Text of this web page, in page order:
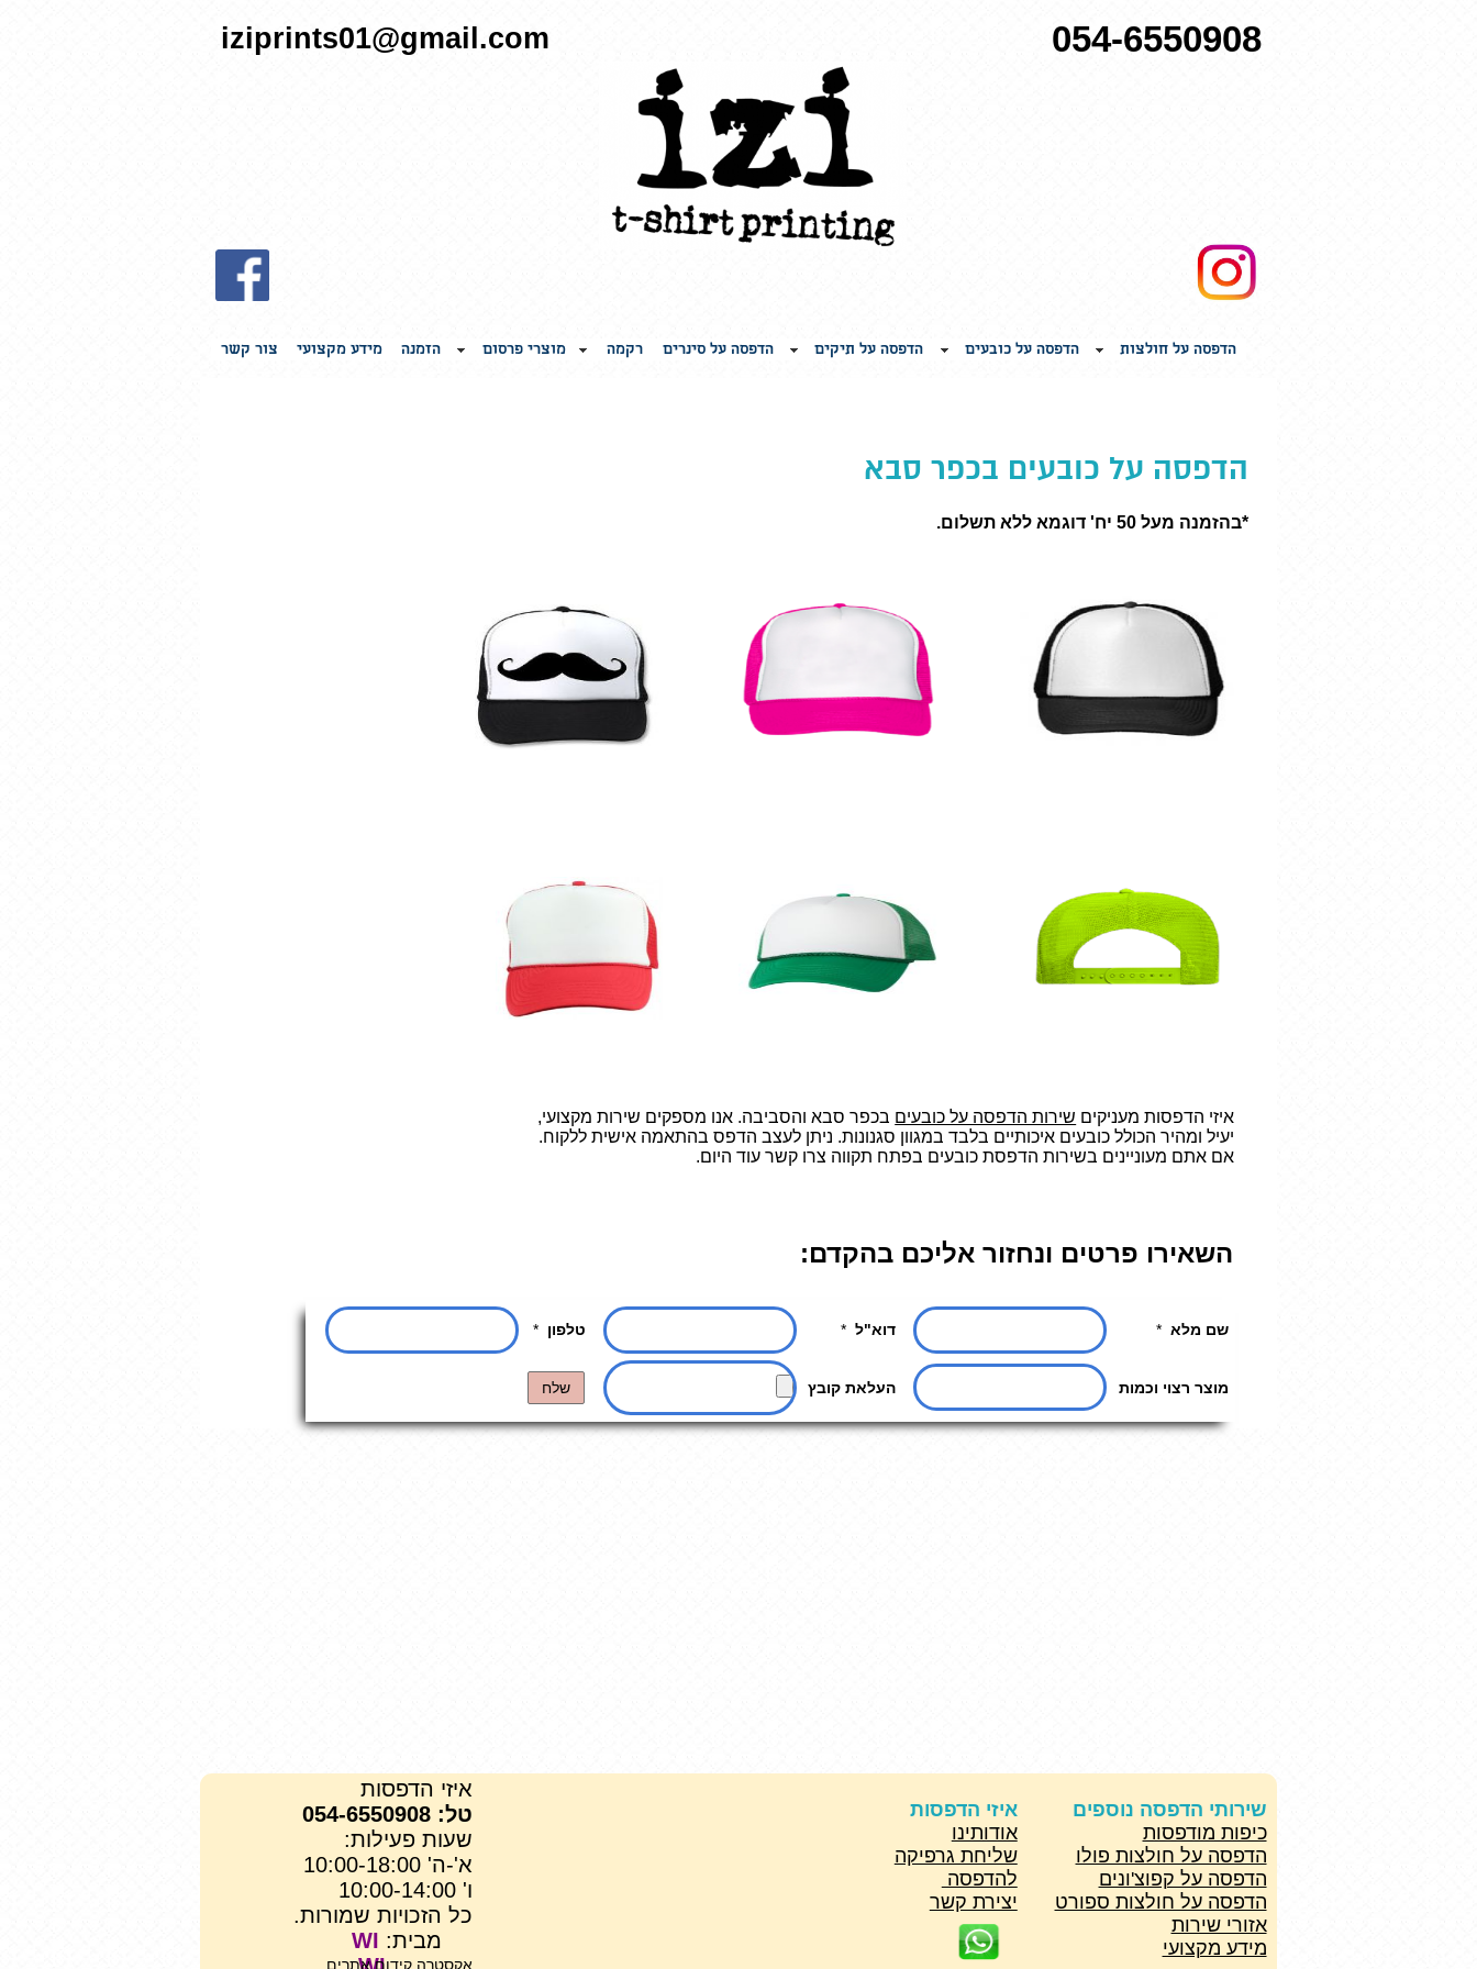
הדפסה על חולצות הדפסה על כובעים הדפסה על תיקים הדפסה על סינרים רקמה מוצרי פרסום הזמנה מידע מקצועי צור קשר
054-6550908
iziprints01@gmail.com
הדפסה על כובעים בכפר סבא
*בהזמנה מעל 50 יח' דוגמא ללא תשלום.
איזי הדפסות מעניקים שירות הדפסה על כובעים בכפר סבא והסביבה. אנו מספקים שירות מקצועי,
יעיל ומהיר הכולל כובעים איכותיים בלבד במגוון סגנונות. ניתן לעצב הדפס בהתאמה אישית ללקוח.
אם אתם מעוניינים בשירות הדפסת כובעים בפתח תקווה צרו קשר עוד היום.
השאירו פרטים ונחזור אליכם בהקדם:
מבית: WI
איזי הדפסות
טל: 054-6550908
שעות פעילות:
א'-ה' 10:00-18:00
ו' 10:00-14:00
כל הזכויות שמורות.
שירותי הדפסה נוספים
כיפות מודפסות
הדפסה על חולצות פולו
הדפסה על קפוצ'ונים
הדפסה על חולצות ספורט
אזורי שירות
מידע מקצועי
איזי הדפסות
אודותינו
שליחת גרפיקה
להדפסה
יצירת קשר
אקסטרה קידום אתרים